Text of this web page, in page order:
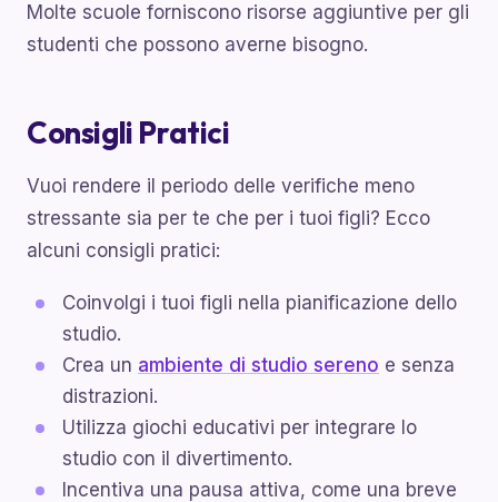
Molte scuole forniscono risorse aggiuntive per gli
studenti che possono averne bisogno.
Consigli Pratici
Vuoi rendere il periodo delle verifiche meno
stressante sia per te che per i tuoi figli? Ecco
alcuni consigli pratici:
Coinvolgi i tuoi figli nella pianificazione dello
studio.
Crea un ambiente di studio sereno e senza
distrazioni.
Utilizza giochi educativi per integrare lo
studio con il divertimento.
Incentiva una pausa attiva, come una breve